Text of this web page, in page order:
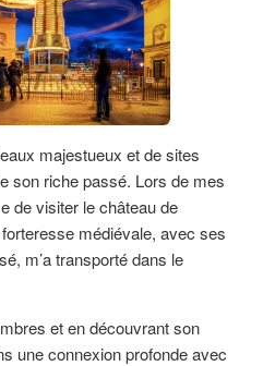
majestueux et de sites
son riche passé. Lors de mes
de visiter le château de
médiévale, avec ses
m’a transporté dans le
et en découvrant son
une connexion profonde avec